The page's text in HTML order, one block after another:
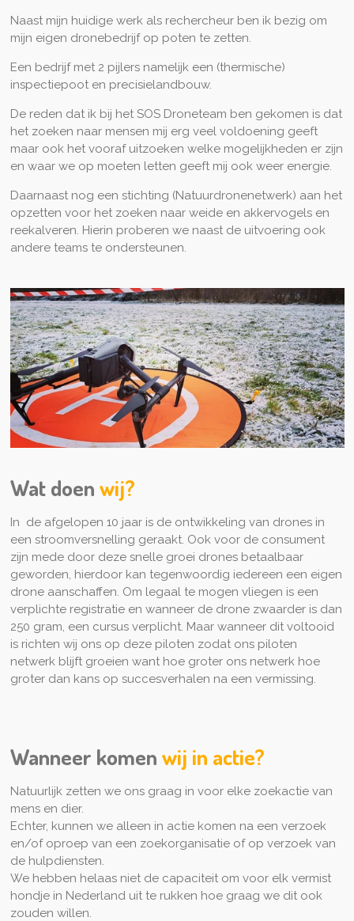
Naast mijn huidige werk als rechercheur ben ik bezig om
mijn eigen dronebedrijf op poten te zetten.
Een bedrijf met 2 pijlers namelijk een (thermische)
inspectiepoot en precisielandbouw.
De reden dat ik bij het SOS Droneteam ben gekomen is dat
het zoeken naar mensen mij erg veel voldoening geeft
maar ook het vooraf uitzoeken welke mogelijkheden er zijn
en waar we op moeten letten geeft mij ook weer energie.
Daarnaast nog een stichting (Natuurdronenetwerk) aan het
opzetten voor het zoeken naar weide en akkervogels en
reekalveren. Hierin proberen we naast de uitvoering ook
andere teams te ondersteunen.
Wat doen wij?
In de afgelopen 10 jaar is de ontwikkeling van drones in
een stroomversnelling geraakt. Ook voor de consument
zijn mede door deze snelle groei drones betaalbaar
geworden, hierdoor kan tegenwoordig iedereen een eigen
drone aanschaffen. Om legaal te mogen vliegen is een
verplichte registratie en wanneer de drone zwaarder is dan
250 gram, een cursus verplicht. Maar wanneer dit voltooid
is richten wij ons op deze piloten zodat ons piloten
netwerk blijft groeien want hoe groter ons netwerk hoe
groter dan kans op succesverhalen na een vermissing.
Wanneer komen wij in actie?
Natuurlijk zetten we ons graag in voor elke zoekactie van
mens en dier.
Echter, kunnen we alleen in actie komen na een verzoek
en/of oproep van een zoekorganisatie of op verzoek van
de hulpdiensten.
We hebben helaas niet de capaciteit om voor elk vermist
hondje in Nederland uit te rukken hoe graag we dit ook
zouden willen.